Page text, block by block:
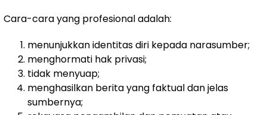
Cara-cara yang profesional adalah:
menunjukkan identitas diri kepada narasumber;
menghormati hak privasi;
tidak menyuap;
menghasilkan berita yang faktual dan jelas
sumbernya;